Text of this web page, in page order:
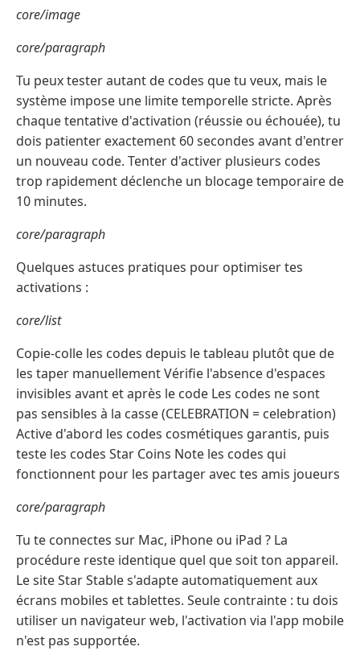
core/image
core/paragraph
Tu peux tester autant de codes que tu veux, mais le
système impose une limite temporelle stricte. Après
chaque tentative d'activation (réussie ou échouée), tu
dois patienter exactement 60 secondes avant d'entrer
un nouveau code. Tenter d'activer plusieurs codes
trop rapidement déclenche un blocage temporaire de
10 minutes.
core/paragraph
Quelques astuces pratiques pour optimiser tes
activations :
core/list
Copie-colle les codes depuis le tableau plutôt que de
les taper manuellement Vérifie l'absence d'espaces
invisibles avant et après le code Les codes ne sont
pas sensibles à la casse (CELEBRATION = celebration)
Active d'abord les codes cosmétiques garantis, puis
teste les codes Star Coins Note les codes qui
fonctionnent pour les partager avec tes amis joueurs
core/paragraph
Tu te connectes sur Mac, iPhone ou iPad ? La
procédure reste identique quel que soit ton appareil.
Le site Star Stable s'adapte automatiquement aux
écrans mobiles et tablettes. Seule contrainte : tu dois
utiliser un navigateur web, l'activation via l'app mobile
n'est pas supportée.